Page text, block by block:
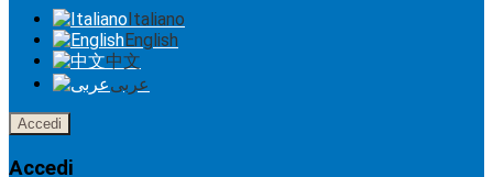
Italiano
English
中文
عربى
Accedi
Accedi